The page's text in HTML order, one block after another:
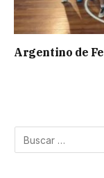
Argentino de